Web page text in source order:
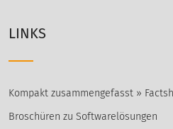
LINKS
Kompakt zusammengefasst »
Broschüren zu Softwarelösungen